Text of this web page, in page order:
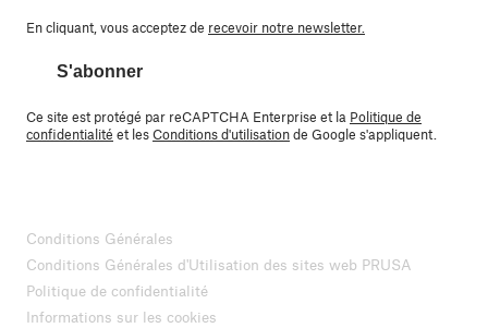
En cliquant, vous acceptez de recevoir notre newsletter.
S'abonner
Ce site est protégé par reCAPTCHA Enterprise et la Politique de
confidentialité et lesConditions d'utilisationde Google s'appliquent.
Conditions Générales
Conditions Générales d'Utilisation des sites web PRUSA
Politique de confidentialité
Informations sur les cookies